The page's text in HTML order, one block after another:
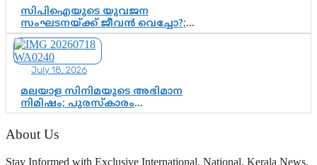
സിപിഐയുടെ യുവജന
സംഘടനയ്ക്ക് ജീവൻ വെച്ചോ?;
ജിസ്മോന്റെ വിമർശനം രാഷ്ട്രീയ
ഇരട്ടത്താപ്പെന്ന് ചർച്ച
July 18, 2026
മലയാള സിനിമയുടെ അഭിമാന
നിമിഷം; പുരസ്‌കാരം
ആഘോഷമാകട്ടെ, മികവ് ശീലമാകട്ടെ
About Us
Stay Informed with Exclusive International, National, Kerala News,